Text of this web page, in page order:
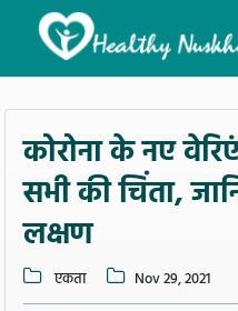
कोरोना के नए
सभी की चिंता,
लक्षण
एकता Nov 29, 2021